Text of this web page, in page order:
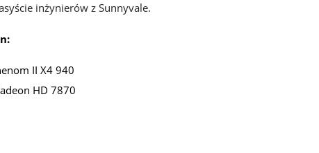
inżynierów z Sunnyvale.
II X4 940
HD 7870